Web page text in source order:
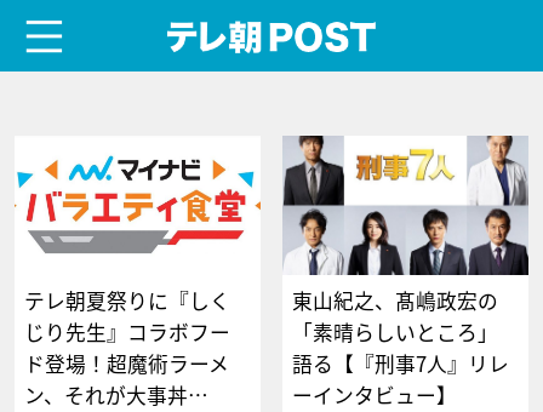
テレ朝夏祭りに『しく
じり先生』コラボフー
ド登場！超魔術ラーメ
ン、それが大事丼…
東山紀之、髙嶋政宏の
「素晴らしいところ」
語る【『刑事7人』リレ
ーインタビュー】